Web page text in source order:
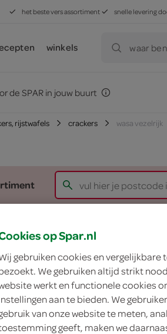
het beste vers assortiment snelle levering
winkels waar
de SPAR in jouw buurt
rijstwafels crackers wasa vezelrijk
Wasa
2.
25
30 Stuks
op Spar.nl
gebruiken cookies en
We gebruiken altijd strikt
werkt en functionele cookies
aan te bieden. We
van onze website te meten,
geeft, maken we